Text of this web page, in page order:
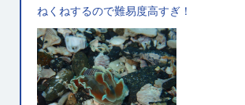
ねくねするので難易度高すぎ！